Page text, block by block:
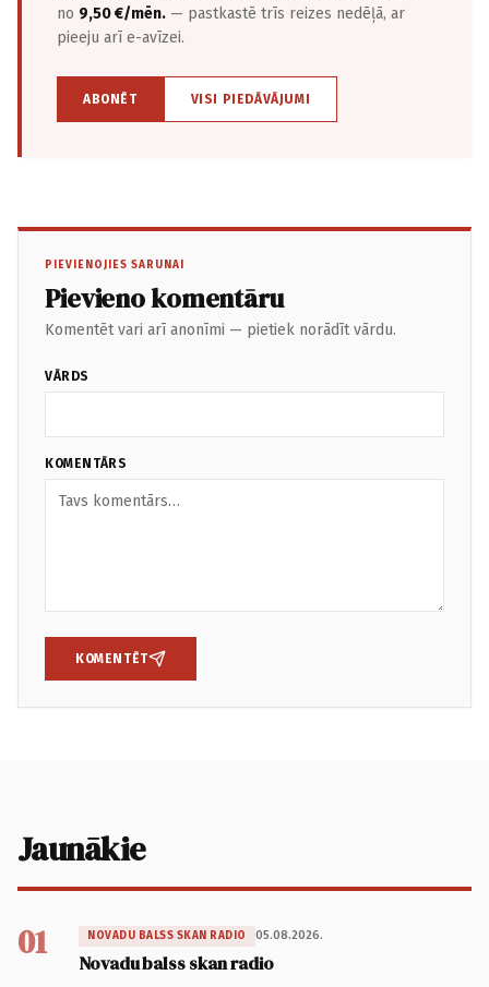
no 9,50 €/mēn. — pastkastē trīs reizes nedēļā, ar
pieeju arī e-avīzei.
ABONĒT VISI PIEDĀVĀJUMI
PIEVIENOJIES SARUNAI
Pievieno komentāru
Komentēt vari arī anonīmi — pietiek norādīt vārdu.
VĀRDS
KOMENTĀRS
KOMENTĒT
Jaunākie
01 NOVADU BALSS SKAN RADIO 05.08.2026.
Novadu balss skan radio